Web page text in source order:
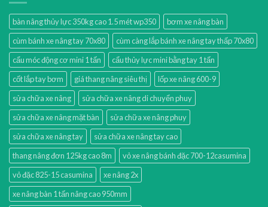
bàn nâng thủy lực 350kg cao 1.5 mét wp350
bơm xe nâng bàn
cùm bánh xe nâng tay 70x80
cùm càng lắp bánh xe nâng tay thấp 70x80
cẩu móc động cơ mini 1 tấn
cẩu thủy lực mini bằng tay 1 tấn
cốt lắp tay bơm
giá thang nâng siêu thị
lốp xe nâng 600-9
sửa chữa xe nâng
sửa chữa xe nâng di chuyển phuy
sửa chữa xe nâng mặt bàn
sửa chữa xe nâng phuy
sửa chữa xe nâng tay
sửa chữa xe nâng tay cao
thang nâng đơn 125kg cao 8m
vỏ xe nâng bánh đặc 700-12casumina
vỏ đặc 825-15 casumina
xe nâng 2x
xe nâng bàn 1 tấn nâng cao 950mm